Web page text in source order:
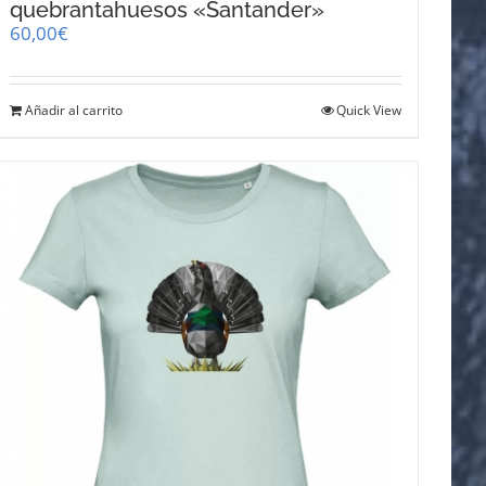
quebrantahuesos «Santander»
60,00€
Añadir al carrito Quick View